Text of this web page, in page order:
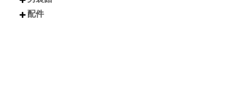
短袖
長袖
連衣裙
雪紡/針織
襯衫
套裝
背心
短褲
長褲
短裙
長裙
夾克
風衣
牛仔外套
鋪棉外套
毛衣外套
襪子
包包
不分類
上衣
外套
褲子
配件
配件